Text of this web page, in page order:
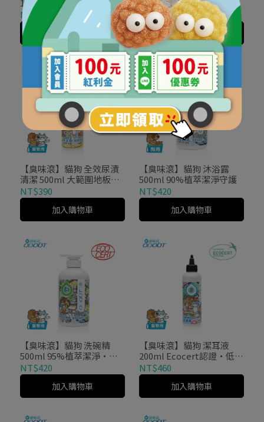
100g 植物除臭配方
NT$390
加入購物車
去垢 500ml 小範圍多種污
漬速效潔淨
NT$390
加入購物車
【臭味滾】貓狗 全效尿漬
清潔 500ml 大範圍地板去
漬去垢
NT$390
加入購物車
【臭味滾】貓狗 沐浴露
500ml 90%植萃潔淨守護
NT$420
加入購物車
【臭味滾】貓狗 洗碗精
500ml 95%植萃潔淨・法
國Ecocert認證
NT$420
加入購物車
【臭味滾】貓狗 潔耳液
200ml Ecocert認證・低敏
溫和
NT$460
加入購物車